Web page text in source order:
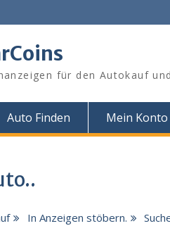
für den Autokauf
Auto Finden Mein Konto
In Anzeigen stöbern.